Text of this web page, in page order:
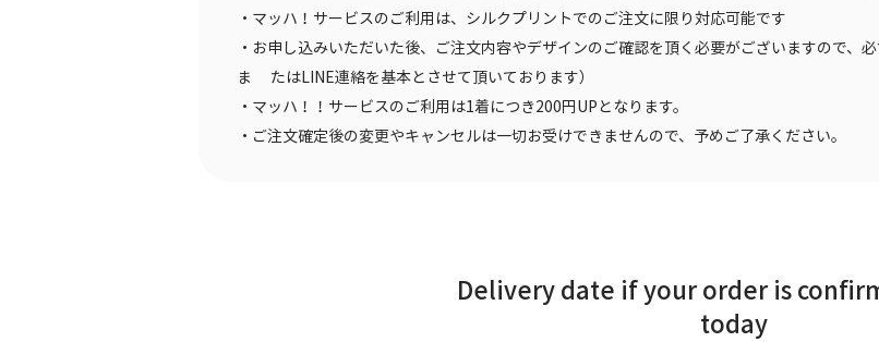
・マッハ！サービスのご利用は、シルクプリントでのご注文に限り対応可能です
・お申し込みいただいた後、ご注文内容やデザインのご確認を頂く必要がございますので、
ま たはLINE連絡を基本とさせて頂いております）
・マッハ！！サービスのご利用は1着につき200円UPとなります。
・ご注文確定後の変更やキャンセルは一切お受けできませんので、予めご了承ください。
Delivery date if your order is
today